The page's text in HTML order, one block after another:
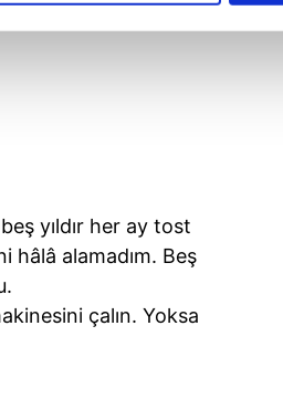
edebilirsiniz.
hazırlanmış Aydınlatma
için lütfen
tıklayınız
yıldır her ay tost
hâlâ alamadım. Beş
çalın. Yoksa